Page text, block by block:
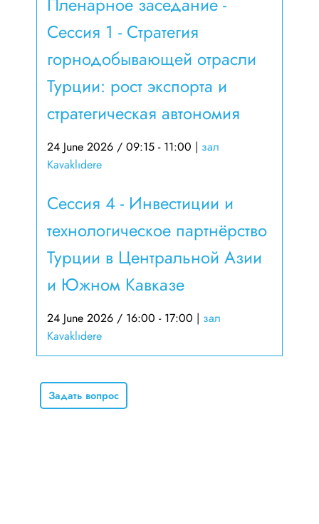
Сессия 1 - Стратегия
горнодобывающей отрасли
Турции: рост экспорта и
стратегическая автономия
24 June 2026 / 09:15 - 11:00 | зал
Kavaklıdere
Сессия 4 - Инвестиции и
технологическое партнёрство
Турции в Центральной Азии
и Южном Кавказе
24 June 2026 / 16:00 - 17:00 | зал
Kavaklıdere
Задать вопрос